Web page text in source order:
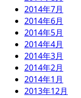
2014年7月
2014年6月
2014年5月
2014年4月
2014年3月
2014年2月
2014年1月
2013年12月